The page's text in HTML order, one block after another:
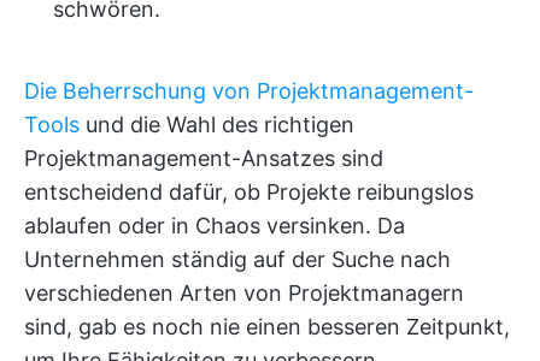
schwören.
Die Beherrschung von Projektmanagement-
Tools und die Wahl des richtigen
Projektmanagement-Ansatzes sind
entscheidend dafür, ob Projekte reibungslos
ablaufen oder in Chaos versinken. Da
Unternehmen ständig auf der Suche nach
verschiedenen Arten von Projektmanagern
sind, gab es noch nie einen besseren Zeitpunkt,